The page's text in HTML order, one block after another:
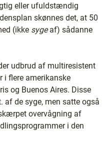
eller ufuldstændig
skønnes det, at 50
(ikke sygeaf) sådanne
udbrud af multiresistent
flere amerikanske
og Buenos Aires. Disse
de syge, men satte også
overvågning af
i den